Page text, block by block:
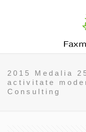
2015 Medalia
activitate
Consulting